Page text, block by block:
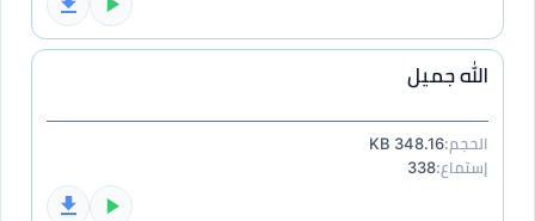
الله جميل
الحجم:348.16 KB
إستماع:338